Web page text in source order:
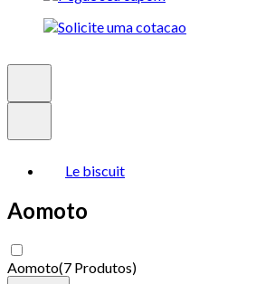
Le biscuit
Aomoto
Aomoto(7 Produtos)